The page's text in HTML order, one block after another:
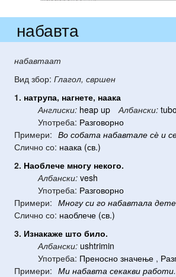
набавта
набавтаат
Вид збор: Глагол, свршен
1. натрупа, нагнете, наака
Англиски: heap up Албански:
Употреба: Разговорно
Примери: Во собата набавтале сѐ и
Слично со: наака (св.)
2. Наоблече многу некого.
Албански: vesh
Употреба: Разговорно
Примери: Многу си го набавтала
Слично со: наоблече (св.)
3. Изнакаже што било.
Албански: ushtrimin
Употреба: Преносно значење ,
Примери: Ми набавта секакви работи.